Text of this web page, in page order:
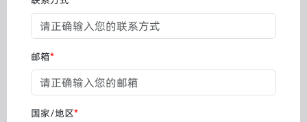
邮箱*
国家/地区*